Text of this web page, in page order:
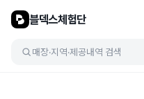
블덱스체험단
매장·지역·제공내역 검색